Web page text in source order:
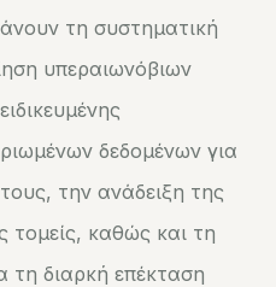
τη συστηματική
υπεραιωνόβιων
δεδομένων για
την ανάδειξη της
τομείς, καθώς και τη
τη διαρκή επέκταση